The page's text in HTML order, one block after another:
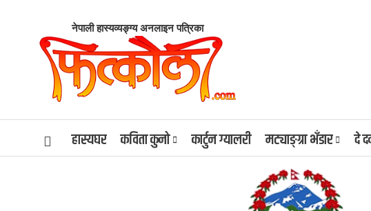
नेपाली हास्यव्यङ्ग्य अनलाइन पत्रिका
हास्यघर कविता कुनो कार्टुन ग्यालरी मट्याङ्ग्रा भँडार दे